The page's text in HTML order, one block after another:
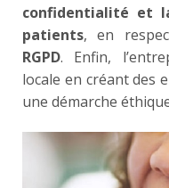
confidentialité et
patients, en
RGPD. Enfin,
locale en créant des
une démarche